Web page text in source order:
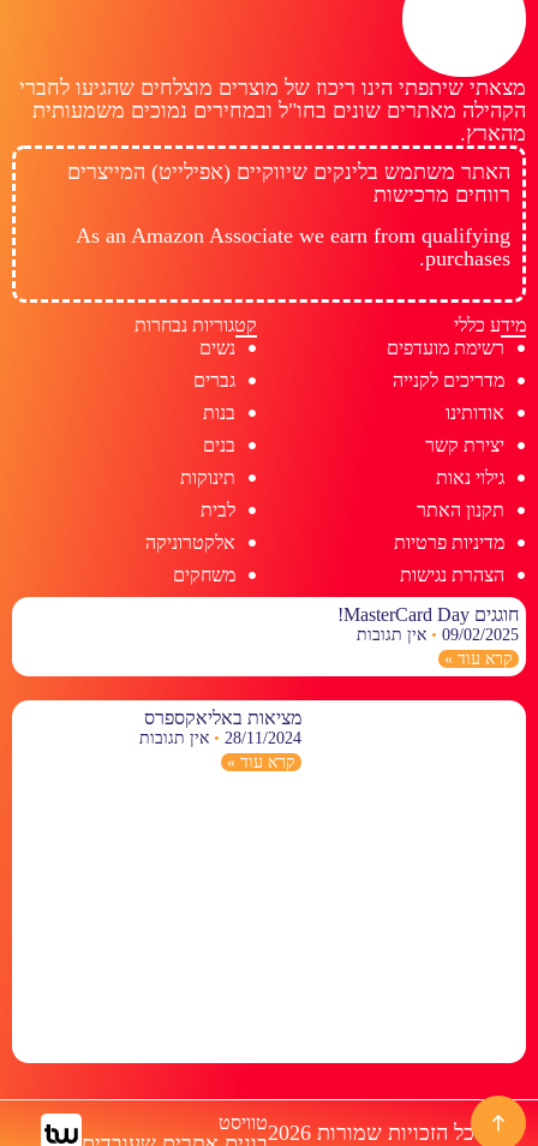
מצאתי שיתפתי הינו ריכוז של מוצרים מוצלחים שהגיעו לחברי
הקהילה מאתרים שונים בחו"ל ובמחירים נמוכים משמעותית
מהארץ.
האתר משתמש בלינקים שיווקיים (אפילייט) המייצרים
רווחים מרכישות
As an Amazon Associate we earn from qualifying
purchases.
מידע כללי
רשימת מועדפים
מדריכים לקנייה
אודותינו
יצירת קשר
גילוי נאות
תקנון האתר
מדיניות פרטיות
הצהרת נגישות
קטגוריות נבחרות
נשים
גברים
בנות
בנים
תינוקות
לבית
אלקטרוניקה
משחקים
חוגגים MasterCard Day!
09/02/2025
אין תגובות
קרא עוד »
מציאות באליאקספרס
28/11/2024 אין תגובות
קרא עוד »
© כל הזכויות שמורות 2026 טוויסט